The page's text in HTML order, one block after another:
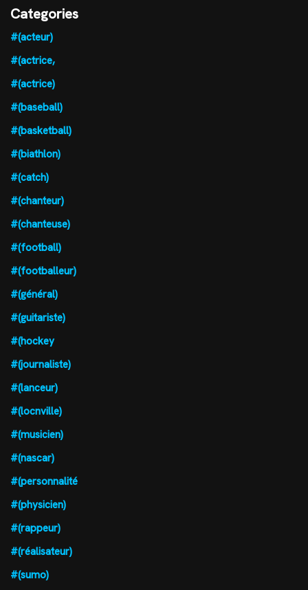
Categories
#(acteur)
#(actrice,
#(actrice)
#(baseball)
#(basketball)
#(biathlon)
#(catch)
#(chanteur)
#(chanteuse)
#(football)
#(footballeur)
#(général)
#(guitariste)
#(hockey
#(journaliste)
#(lanceur)
#(locnville)
#(musicien)
#(nascar)
#(personnalité
#(physicien)
#(rappeur)
#(réalisateur)
#(sumo)